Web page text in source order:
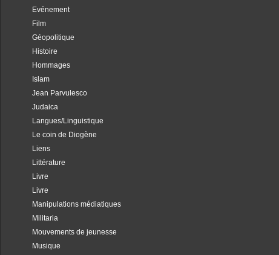
Evénement
Film
Géopolitique
Histoire
Hommages
Islam
Jean Parvulesco
Judaica
Langues/Linguistique
Le coin de Diogène
Liens
Littérature
Livre
Livre
Manipulations médiatiques
Militaria
Mouvements de jeunesse
Musique